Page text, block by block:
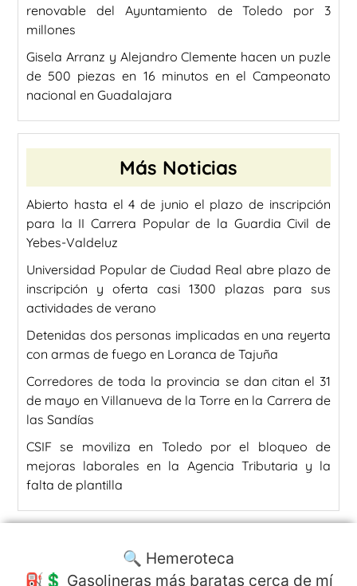
renovable del Ayuntamiento de Toledo por 3
millones
Gisela Arranz y Alejandro Clemente hacen un puzle
de 500 piezas en 16 minutos en el Campeonato
nacional en Guadalajara
Más Noticias
Abierto hasta el 4 de junio el plazo de inscripción
para la II Carrera Popular de la Guardia Civil de
Yebes-Valdeluz
Universidad Popular de Ciudad Real abre plazo de
inscripción y oferta casi 1300 plazas para sus
actividades de verano
Detenidas dos personas implicadas en una reyerta
con armas de fuego en Loranca de Tajuña
Corredores de toda la provincia se dan citan el 31
de mayo en Villanueva de la Torre en la Carrera de
las Sandías
CSIF se moviliza en Toledo por el bloqueo de
mejoras laborales en la Agencia Tributaria y la
falta de plantilla
🔍 Hemeroteca
⛽️💲 Gasolineras más baratas cerca de mí